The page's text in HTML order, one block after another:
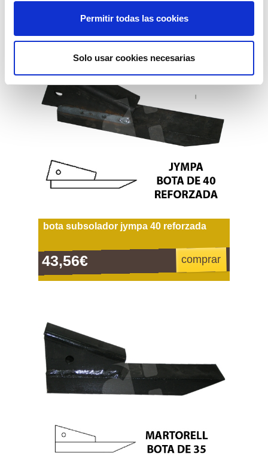
Permitir todas las cookies
Solo usar cookies necesarias
bota subsolador jympa 40 reforzada
43,56€ comprar